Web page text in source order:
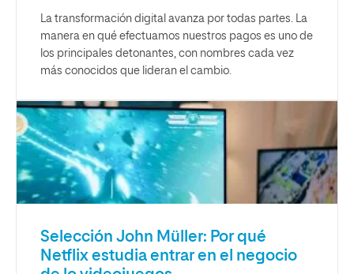
La transformación digital avanza por todas partes. La
manera en qué efectuamos nuestros pagos es uno de
los principales detonantes, con nombres cada vez
más conocidos que lideran el cambio.
Selección John Müller: Por qué
Netflix estudia entrar en el negocio